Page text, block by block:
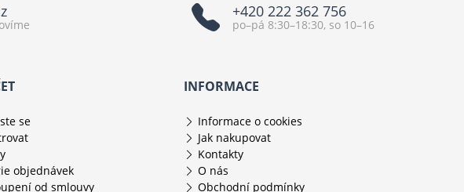
+420 222 362 756
po–pá 8:30–18:30, so 10–16
se
objednávek
od smlouvy
INFORMACE
Informace o cookies
Jak nakupovat
Kontakty
O nás
Obchodní podmínky